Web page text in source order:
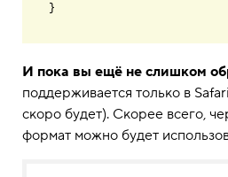
И пока вы ещё не слишком
поддерживается только в
скоро будет). Скорее всего,
формат можно будет